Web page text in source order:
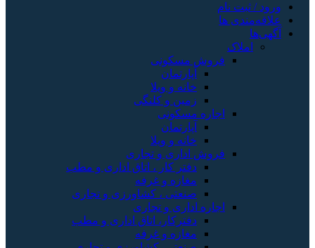
ورود / ثبت نام
علاقه‌مندی ها
آگهی‌ها
املاک
فروش مسکونی
آپارتمان
خانه و ویلا
زمین و کلنگی
اجاره مسکونی
آپارتمان
خانه و ویلا
فروش اداری و تجاری
دفتر کار ، اتاق اداری و مطب
مغازه و غرفه
صنعتی ، کشاورزی و تجاری
اجاره اداری و تجاری
دفترکار، اتاق اداری و مطب
مغازه و غرفه